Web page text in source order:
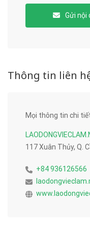
Gửi nội
Thông tin liên
Mọi thông tin chi
117 Xuân Thủy, Q.
+84 936126566